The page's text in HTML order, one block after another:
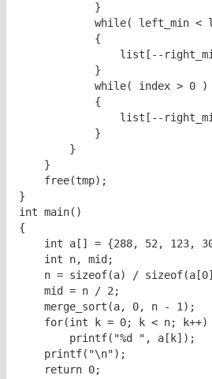
            }
while( left_min <
            {
list[--
            }
            while( index > 0 )
            {
list[--
            }
        }
    }
    free(tmp);
}
int main()
{
int a[] = {288, 52, 123,
    int n, mid;
n = sizeof(a) /
    mid = n / 2;
    merge_sort(a, 0, n - 1);
    for(int k = 0; k < n; k++)
        printf("%d ", a[k]);
    printf("\n");
    return 0;